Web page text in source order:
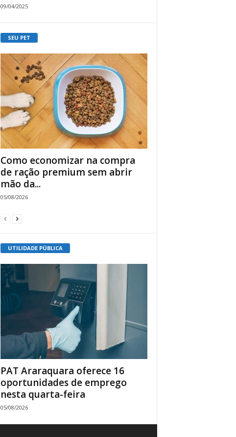
09/04/2025
SEU PET
Como economizar na compra
de ração premium sem abrir
mão da...
05/08/2026
UTILIDADE PÚBLICA
PAT Araraquara oferece 16
oportunidades de emprego
nesta quarta-feira
05/08/2026